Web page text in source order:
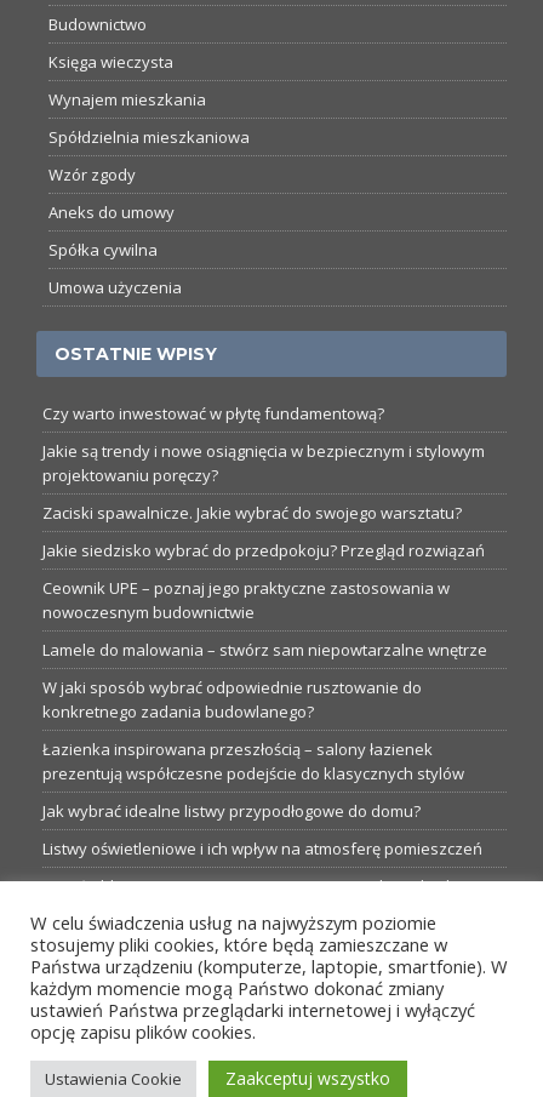
Budownictwo
Księga wieczysta
Wynajem mieszkania
Spółdzielnia mieszkaniowa
Wzór zgody
Aneks do umowy
Spółka cywilna
Umowa użyczenia
OSTATNIE WPISY
Czy warto inwestować w płytę fundamentową?
Jakie są trendy i nowe osiągnięcia w bezpiecznym i stylowym
projektowaniu poręczy?
Zaciski spawalnicze. Jakie wybrać do swojego warsztatu?
Jakie siedzisko wybrać do przedpokoju? Przegląd rozwiązań
Ceownik UPE – poznaj jego praktyczne zastosowania w
nowoczesnym budownictwie
Lamele do malowania – stwórz sam niepowtarzalne wnętrze
W jaki sposób wybrać odpowiednie rusztowanie do
konkretnego zadania budowlanego?
Łazienka inspirowana przeszłością – salony łazienek
prezentują współczesne podejście do klasycznych stylów
Jak wybrać idealne listwy przypodłogowe do domu?
Listwy oświetleniowe i ich wpływ na atmosferę pomieszczeń
Garaże blaszane: Nieocenione magazyny podczas budowy
Profesjonalne hurtownie dla każdego budowlańca i instalatora
Proste metamorfozy aranżacji w łazience: 5 praktycznych
pomysłów
W celu świadczenia usług na najwyższym poziomie
stosujemy pliki cookies, które będą zamieszczane w
Państwa urządzeniu (komputerze, laptopie, smartfonie). W
każdym momencie mogą Państwo dokonać zmiany
ustawień Państwa przeglądarki internetowej i wyłączyć
opcję zapisu plików cookies.
Ustawienia Cookie Zaakceptuj wszystko